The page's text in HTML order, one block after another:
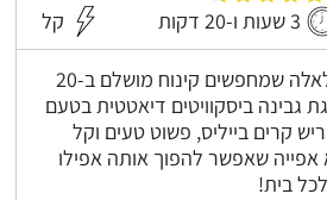
3 שעות ו-20 דקות קל
מתכון קל למתחילים ולאלה שמחפשים קינוח מושלם ב-20
גבינה ביסקוויטים דיאטטית בטעם
קרים בייליס, פשוט טעים וקל
שאפשר להפוך אותה אפילו
בית!